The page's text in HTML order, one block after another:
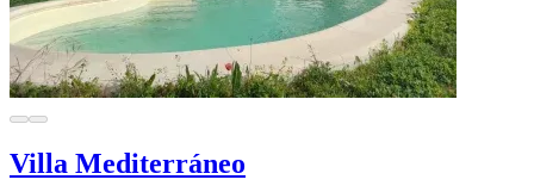
Villa Mediterráneo